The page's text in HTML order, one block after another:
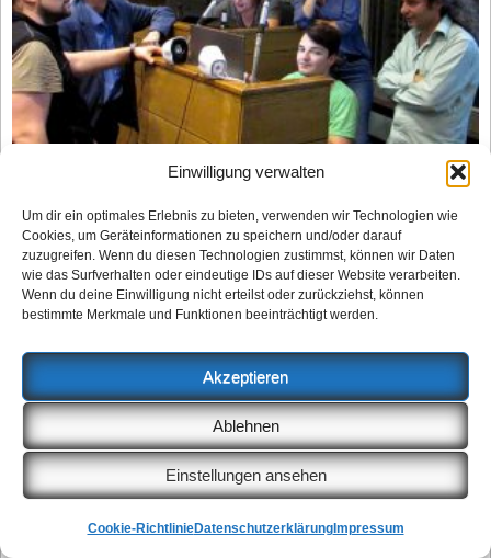
Einwilligung verwalten
Um dir ein optimales Erlebnis zu bieten, verwenden wir Technologien wie
Cookies, um Geräteinformationen zu speichern und/oder darauf
zuzugreifen. Wenn du diesen Technologien zustimmst, können wir Daten
wie das Surfverhalten oder eindeutige IDs auf dieser Website verarbeiten.
Wenn du deine Einwilligung nicht erteilst oder zurückziehst, können
bestimmte Merkmale und Funktionen beeinträchtigt werden.
Akzeptieren
Ablehnen
Einstellungen ansehen
Cookie-RichtlinieDatenschutzerklärungImpressum
Hans-Christian Ströbele (2 v.l.) verfolgt die
eingehenden Wahlergebnisse.
Foto: psk
»Das ist jetzt das Ende des gallischen Dorfes«,
sagte Bezirksbürgermeisterin Monika Herrmann
alle« sind nun vorbei. Es ist jetzt davon
auszugehen, dass Friedrichshain-Kreuzberg
nicht mehr der Quell allen Übels auf dieser Welt
ist, sondern ganz plötzlich zum Vorzeigeprojekt
mutiert. Mit Volker Beck, Kerstin Müller und
Hans-Christian Ströbele schaute auch